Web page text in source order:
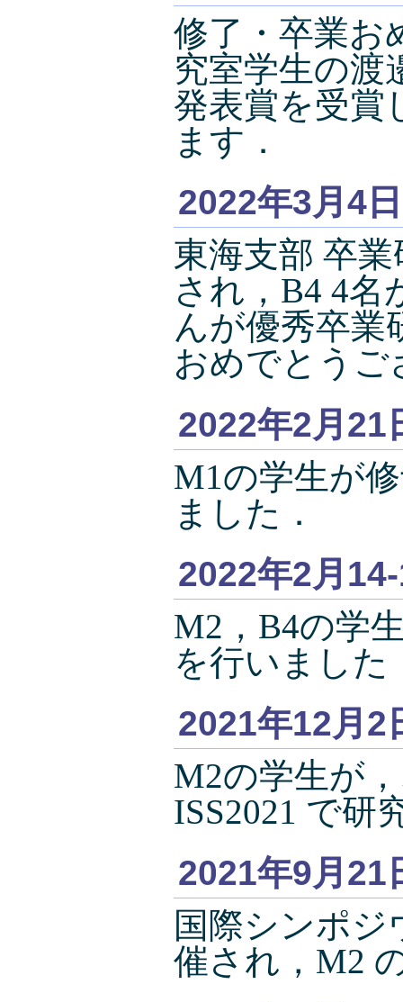
修了・卒業お
究室学生の渡
発表賞を受賞
ます．
2022年3月4日
東海支部 卒
され，B4 4名
んが優秀卒業
おめでとうご
2022年2月21
M1の学生が
ました．
2022年2月
M2，B4の学
を行いました
2021年12月2
M2の学生が
ISS2021 で研
2021年9月21
国際シンポジ
催され，M2